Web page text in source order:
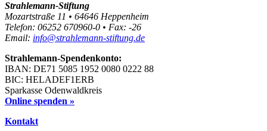
Strahlemann-Stiftung
Mozartstraße 11 • 64646 Heppenheim
Telefon: 06252 670960-0 • Fax: -26
Email: info@strahlemann-stiftung.de
Strahlemann-Spendenkonto:
IBAN: DE71 5085 1952 0080 0222 88
BIC: HELADEF1ERB
Sparkasse Odenwaldkreis
Online spenden »
Kontakt